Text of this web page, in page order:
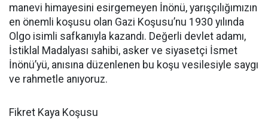
manevi himayesini esirgemeyen İnönü, yarışçılığımızın
en önemli koşusu olan Gazi Koşusu’nu 1930 yılında
Olgo isimli safkanıyla kazandı. Değerli devlet adamı,
İstiklal Madalyası sahibi, asker ve siyasetçi İsmet
İnönü’yü, anısına düzenlenen bu koşu vesilesiyle saygı
ve rahmetle anıyoruz.
Fikret Kaya Koşusu